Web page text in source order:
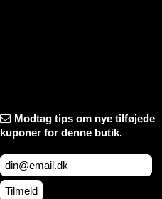
Modtag tips om nye tilføjede
kuponer for denne butik.
Tilmeld